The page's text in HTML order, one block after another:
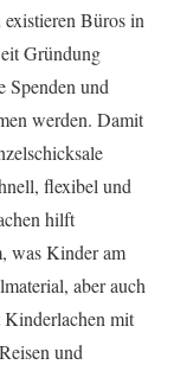
Büros in
Gründung
Spenden und
werden. Damit
flexibel und
hilft
was Kinder am
aber auch
Kinderlachen mit
und